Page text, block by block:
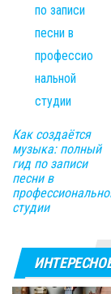
Как создаётся
музыка: полный
гид по записи
песни в
студии